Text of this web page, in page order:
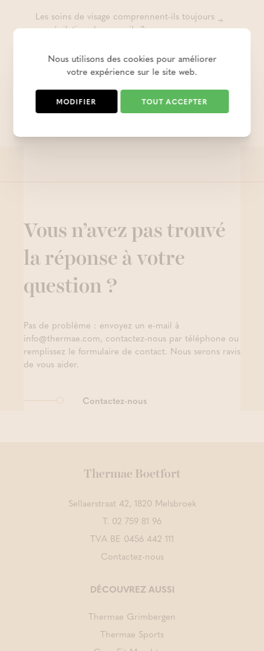
Les soins de visage comprennent-ils toujours
une épilation des sourcils ?
Proposez-vous des soins de visage pour
hommes ?
Les soins du visage sont-ils toujours donnés
Vous n’avez pas trouvé
la réponse à votre
question ?
Pas de problème : envoyez un e-mail à
info@thermae.com, contactez-nous par téléphone ou
remplissez le formulaire de contact. Nous serons ravis
de vous aider.
Contactez-nous
Thermae Boetfort
Sellaerstraat 42, 1820 Melsbroek
T. 02 759 81 96
TVA BE 0456 442 111
Contactez-nous
DÉCOUVREZ AUSSI
Thermae Grimbergen
Thermae Sports
Nous utilisons des cookies pour améliorer
votre expérience sur le site web.
MODIFIER TOUT ACCEPTER